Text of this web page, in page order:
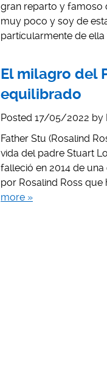
gran reparto y famoso
muy poco y soy de
partícularmente de ella
El milagro del
equilibrado
Posted 17/05/2022 by
Father Stu (Rosalind
vida del padre Stuart
falleció en 2014 de
por Rosalind Ross
more »